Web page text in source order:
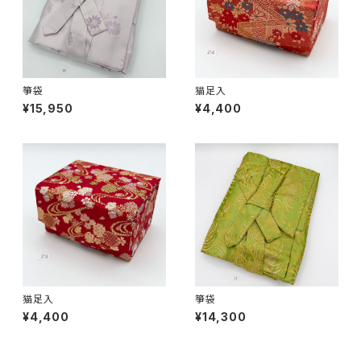
箏袋
¥15,950
猫足入
¥4,400
猫足入
¥4,400
箏袋
¥14,300